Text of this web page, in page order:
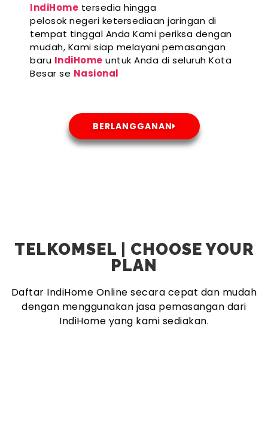
IndiHome tersedia hingga
pelosok negeri ketersediaan jaringan di
tempat tinggal Anda Kami periksa dengan
mudah, Kami siap melayani pemasangan
baru IndiHome untuk Anda di seluruh Kota
Besar se Nasional
BERLANGGANAN
TELKOMSEL | CHOOSE YOUR
PLAN
Daftar IndiHome Online secara cepat dan mudah
dengan menggunakan jasa pemasangan dari
IndiHome yang kami sediakan.